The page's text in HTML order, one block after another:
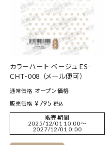
カラーハート ベージュ ES-
CHT-008 （メール便可）
通常価格 オープン価格
販売価格 ¥795 税込
販売期間
2025/12/01 10:00〜
2027/12/01 0:00